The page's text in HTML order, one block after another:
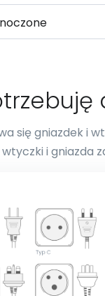
się gniazdek i
i gniazda